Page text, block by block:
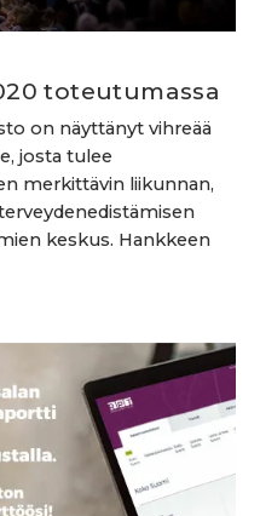
toteutumassa
on näyttänyt vihreää
josta tulee
merkittävin liikunnan,
keskus. Hankkeen